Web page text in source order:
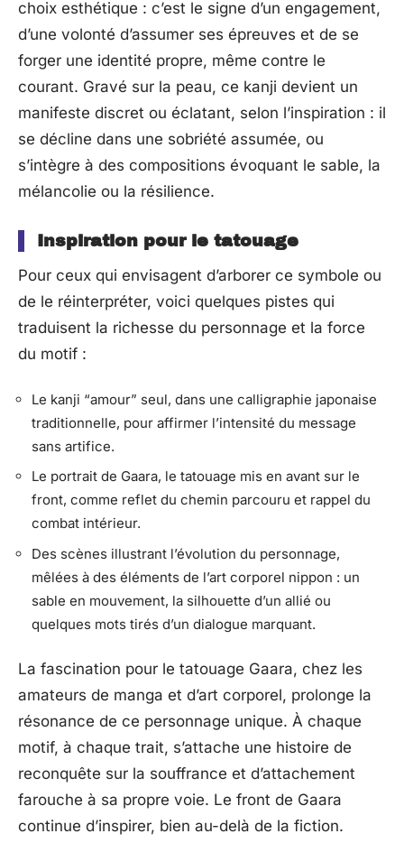
choix esthétique : c’est le signe d’un engagement,
d’une volonté d’assumer ses épreuves et de se
forger une identité propre, même contre le
courant. Gravé sur la peau, ce kanji devient un
manifeste discret ou éclatant, selon l’inspiration : il
se décline dans une sobriété assumée, ou
s’intègre à des compositions évoquant le sable, la
mélancolie ou la résilience.
Inspiration pour le tatouage
Pour ceux qui envisagent d’arborer ce symbole ou
de le réinterpréter, voici quelques pistes qui
traduisent la richesse du personnage et la force
du motif :
Le kanji “amour” seul, dans une calligraphie japonaise
traditionnelle, pour affirmer l’intensité du message
sans artifice.
Le portrait de Gaara, le tatouage mis en avant sur le
front, comme reflet du chemin parcouru et rappel du
combat intérieur.
Des scènes illustrant l’évolution du personnage,
mêlées à des éléments de l’art corporel nippon : un
sable en mouvement, la silhouette d’un allié ou
quelques mots tirés d’un dialogue marquant.
La fascination pour le tatouage Gaara, chez les
amateurs de manga et d’art corporel, prolonge la
résonance de ce personnage unique. À chaque
motif, à chaque trait, s’attache une histoire de
reconquête sur la souffrance et d’attachement
farouche à sa propre voie. Le front de Gaara
continue d’inspirer, bien au-delà de la fiction.